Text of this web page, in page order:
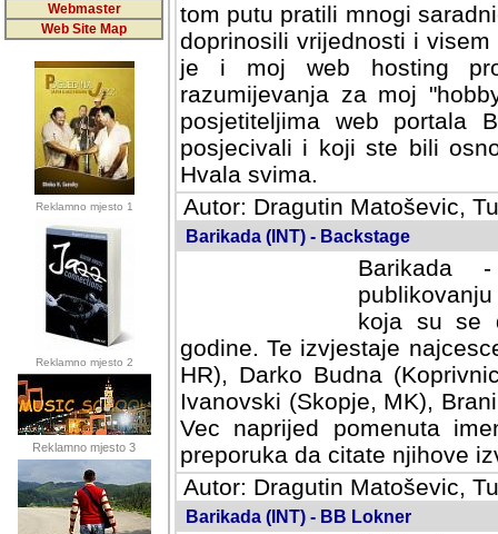
Webmaster
Web Site Map
Reklamno mjesto 1
Reklamno mjesto 2
Reklamno mjesto 3
tom putu pratili mnogi
doprinosili vrijednosti i
je i moj web hosting
razumijevanja za moj
posjetiteljima web portala
posjecivali i koji ste bili
Hvala svima.
Autor: Dragutin Matoševic,
Barikada (INT) - Backstage
Barikada
koja su se
godine. Te izvjestaje
HR), Darko Budna
Ivanovski (Skopje, MK),
Vec naprijed pomenuta
preporuka da citate njihove
Autor: Dragutin Matoševic,
Barikada (INT) - BB Lokner